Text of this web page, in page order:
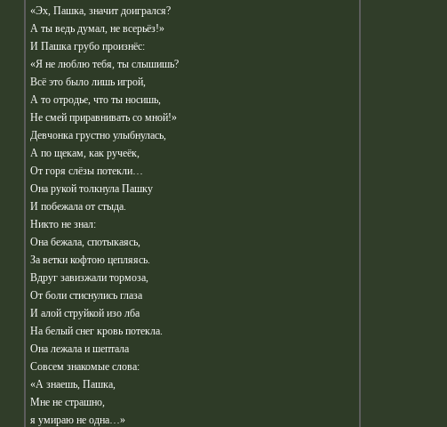
«Эх, Пашка, значит доигрался?
А ты ведь думал, не всерьёз!»
И Пашка грубо произнёс:
«Я не люблю тебя, ты слышишь?
Всё это было лишь игрой,
А то отродье, что ты носишь,
Не смей приравнивать со мной!»
Девчонка грустно улыбнулась,
А по щекам, как ручеёк,
От горя слёзы потекли…
Она рукой толкнула Пашку
И побежала от стыда.
Никто не знал:
Она бежала, спотыкаясь,
За ветки кофтою цепляясь.
Вдруг завизжали тормоза,
От боли стиснулись глаза
И алой струйкой изо лба
На белый снег кровь потекла.
Она лежала и шептала
Совсем знакомые слова:
«А знаешь, Пашка,
Мне не страшно,
я умираю не одна…»